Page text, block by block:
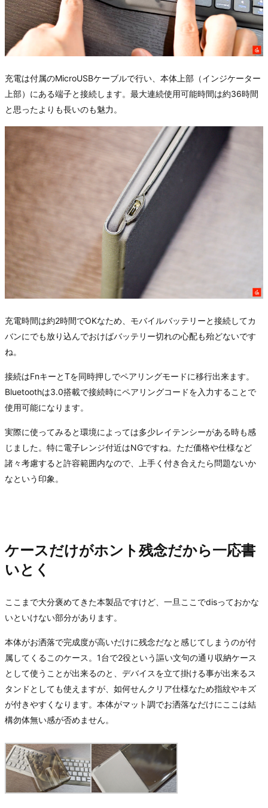
充電は付属のMicroUSBケーブルで行い、本体上部（インジケーター
上部）にある端子と接続します。最大連続使用可能時間は約36時間
と思ったよりも長いのも魅力。
充電時間は約2時間でOKなため、モバイルバッテリーと接続してカ
バンにでも放り込んでおけばバッテリー切れの心配も殆どないです
ね。
接続はFnキーとTを同時押しでペアリングモードに移行出来ます。
Bluetoothは3.0搭載で接続時にペアリングコードを入力することで
使用可能になります。
実際に使ってみると環境によっては多少レイテンシーがある時も感
じました。特に電子レンジ付近はNGですね。ただ価格や仕様など
諸々考慮すると許容範囲内なので、上手く付き合えたら問題ないか
なという印象。
ケースだけがホント残念だから一応書
いとく
ここまで大分褒めてきた本製品ですけど、一旦ここでdisっておかな
いといけない部分があります。
本体がお洒落で完成度が高いだけに残念だなと感じてしまうのが付
属してくるこのケース。1台で2役という謳い文句の通り収納ケース
として使うことが出来るのと、デバイスを立て掛ける事が出来るス
タンドとしても使えますが、如何せんクリア仕様なため指紋やキズ
が付きやすくなります。本体がマット調でお洒落なだけにここは結
構勿体無い感が否めません。